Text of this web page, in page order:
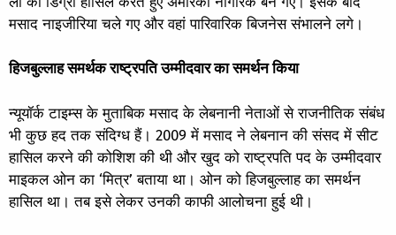
मसाद नाइजीरिया चले गए और वहां पारिवारिक बिजनेस संभालने लगे।
हिजबुल्लाह समर्थक राष्ट्रपति उम्मीदवार का समर्थन किया
न्यूयॉर्क टाइम्स के मुताबिक मसाद के लेबनानी नेताओं से राजनीतिक संबंध
भी कुछ हद तक संदिग्ध हैं। 2009 में मसाद ने लेबनान की संसद में सीट
हासिल करने की कोशिश की थी और खुद को राष्ट्रपति पद के उम्मीदवार
माइकल ओन का ‘मित्र’ बताया था। ओन को हिजबुल्लाह का समर्थन
हासिल था। तब इसे लेकर उनकी काफी आलोचना हुई थी।